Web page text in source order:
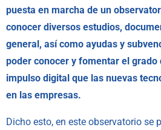
puesta en marcha de un
conocer diversos estudios,
general, así como ayudas y
poder conocer y fomentar el
impulso digital que las nuevas
en las empresas.
Dicho esto, en este observatorio se